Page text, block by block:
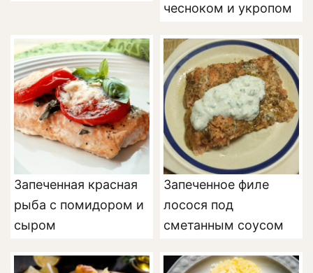
чесноком и укропом
Запеченная красная
рыба с помидором и
сыром
Запеченное филе
лосося под
сметанным соусом